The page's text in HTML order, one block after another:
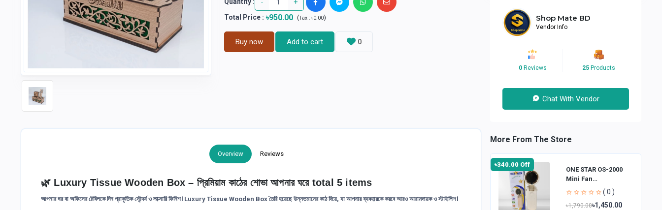
Total Price: ৳950.00 (Tax : ৳0.00)
Buy now Add to cart 0
Overview Reviews
🌿 Luxury Tissue Wooden Box – প্রিমিয়াম কাঠের শোভা আপনার ঘরে total 5 items
আপনার ঘর বা অফিসের টেবিলকে দিন প্রাকৃতিক সৌন্দর্য ও লাক্সারি ফিনিশ। Luxury Tissue Wooden Boxতৈরি হয়েছে উন্নতমানের কাঠ দিয়ে, যা আপনার ব্যবহারকে করবে আরও আরামদায়ক ও স্টাইলিশ।
Shop Mate BD
Vendor Info
0Reviews 25Products
Chat With Vendor
More From The Store
৳340.00 Off
ONE STAR OS-2000
Mini Fan
Rechargeable Hand
( 0 )
৳1,790.00৳1,450.00